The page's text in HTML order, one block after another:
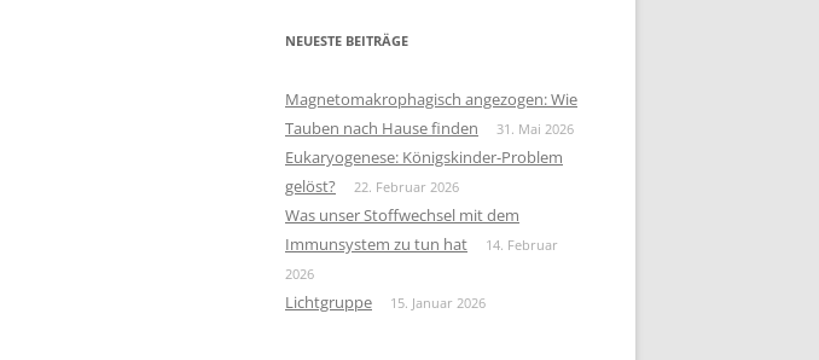
NEUESTE BEITRÄGE
Magnetomakrophagisch angezogen: Wie
Tauben nach Hause finden
31. Mai 2026
Eukaryogenese: Königskinder-Problem
gelöst?
22. Februar 2026
Was unser Stoffwechsel mit dem
Immunsystem zu tun hat
14. Februar
2026
Lichtgruppe 15. Januar 2026